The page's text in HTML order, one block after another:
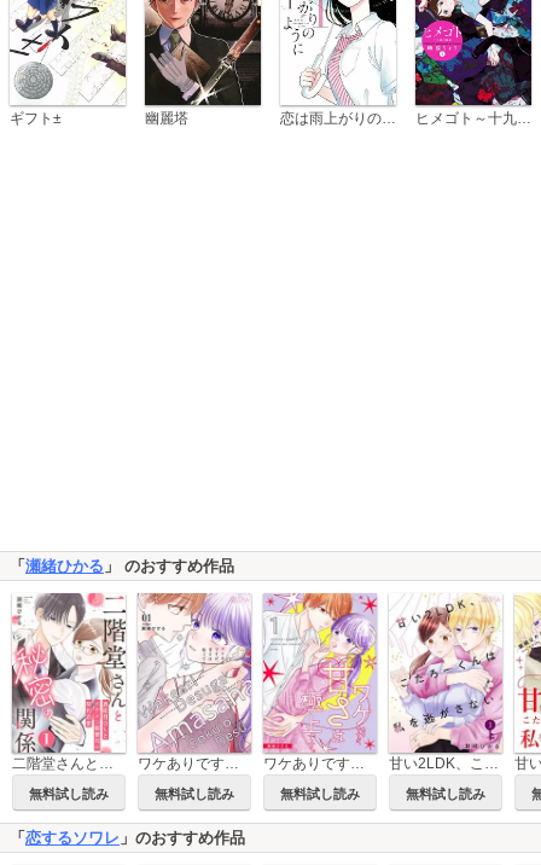
ギフト± 幽麗塔
「瀬緒ひかる 」 のおすすめ作品
二階堂さんと秘密の関係～真面目OLとイケメン御曹司の契約恋愛～
無料試し読み
ワケありですが、甘さは極上です。
無料試し読み
ワケありですが、甘さは極上です。【描き下ろしおまけ付き特装版】
無料試し読み
甘い2LDK、こたろーくんは私を逃がさない
無料試し読み
「 恋するソワレ 」のおすすめ作品